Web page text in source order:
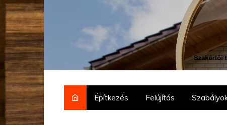
mostsegit.hu
Szakértői tanácsok építkezőknek és felújítóknak
Építkezés Felújítás